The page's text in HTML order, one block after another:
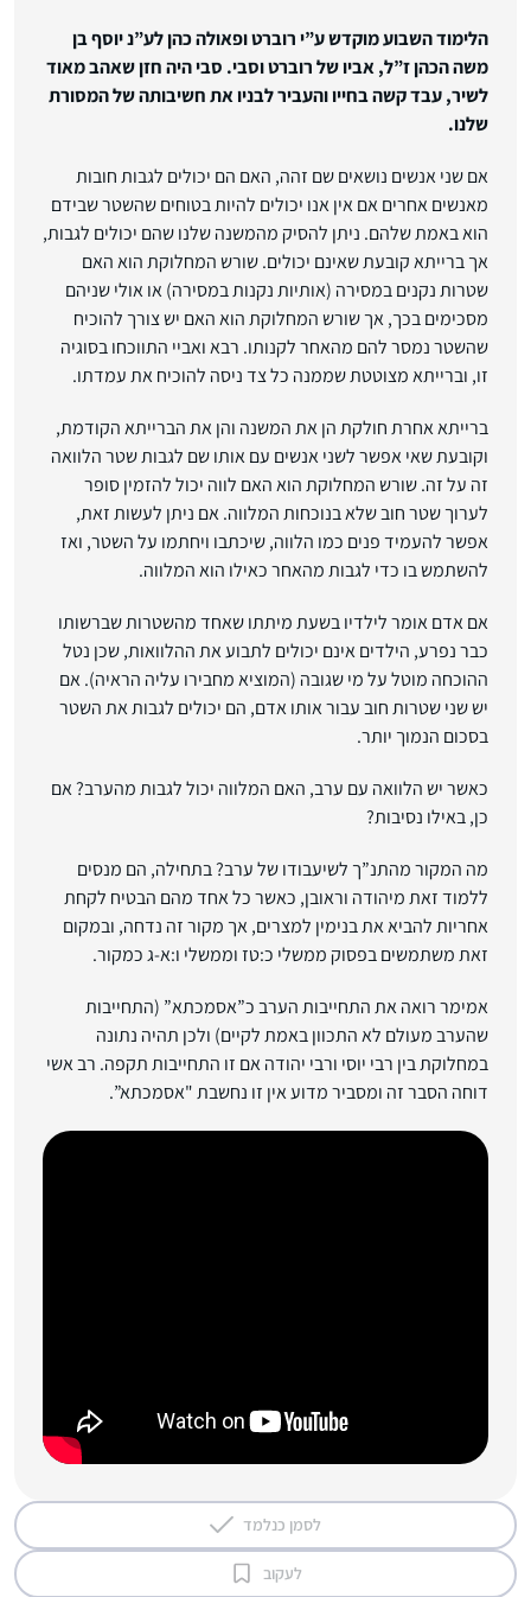
הלימוד השבוע מוקדש ע”י רוברט ופאולה כהן לע”נ יוסף בן
משה הכהן ז”ל, אביו של רוברט וסבי. סבי היה חזן שאהב מאוד
לשיר, עבד קשה בחייו והעביר לבניו את חשיבותה של המסורת
שלנו.
אם שני אנשים נושאים שם זהה, האם הם יכולים לגבות חובות
מאנשים אחרים אם אין אנו יכולים להיות בטוחים שהשטר שבידם
הוא באמת שלהם. ניתן להסיק מהמשנה שלנו שהם יכולים לגבות,
אך ברייתא קובעת שאינם יכולים. שורש המחלוקת הוא האם
שטרות נקנים במסירה (אותיות נקנות במסירה) או אולי שניהם
מסכימים בכך, אך שורש המחלוקת הוא האם יש צורך להוכיח
שהשטר נמסר להם מהאחר לקנותו. רבא ואביי התווכחו בסוגיה
זו, וברייתא מצוטטת שממנה כל צד ניסה להוכיח את עמדתו.
ברייתא אחרת חולקת הן את המשנה והן את הברייתא הקודמת,
וקובעת שאי אפשר לשני אנשים עם אותו שם לגבות שטר הלוואה
זה על זה. שורש המחלוקת הוא האם לווה יכול להזמין סופר
לערוך שטר חוב שלא בנוכחות המלווה. אם ניתן לעשות זאת,
אפשר להעמיד פנים כמו הלווה, שיכתבו ויחתמו על השטר, ואז
להשתמש בו כדי לגבות מהאחר כאילו הוא המלווה.
אם אדם אומר לילדיו בשעת מיתתו שאחד מהשטרות שברשותו
כבר נפרע, הילדים אינם יכולים לתבוע את ההלוואות, שכן נטל
ההוכחה מוטל על מי שגובה (המוציא מחבירו עליה הראיה). אם
יש שני שטרות חוב עבור אותו אדם, הם יכולים לגבות את השטר
בסכום הנמוך יותר.
כאשר יש הלוואה עם ערב, האם המלווה יכול לגבות מהערב? אם
כן, באילו נסיבות?
מה המקור מהתנ”ך לשיעבודו של ערב? בתחילה, הם מנסים
ללמוד זאת מיהודה וראובן, כאשר כל אחד מהם הבטיח לקחת
אחריות להביא את בנימין למצרים, אך מקור זה נדחה, ובמקום
זאת משתמשים בפסוק ממשלי כ:טז וממשלי ו:א-ג כמקור.
אמימר רואה את התחייבות הערב כ”אסמכתא” (התחייבות
שהערב מעולם לא התכוון באמת לקיים) ולכן תהיה נתונה
במחלוקת בין רבי יוסי ורבי יהודה אם זו התחייבות תקפה. רב אשי
דוחה הסבר זה ומסביר מדוע אין זו נחשבת "אסמכתא”.
לסמן כנלמד
לעקוב